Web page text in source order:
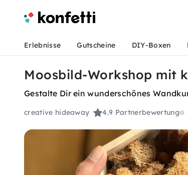
Erlebnisse Gutscheine DIY-Boxen
Moosbild-Workshop mit
Gestalte Dir ein wunderschönes
creative hideaway 4.9 Partnerbewertung